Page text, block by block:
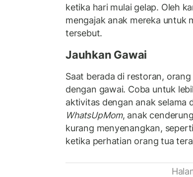
ketika hari mulai gelap. Oleh
mengajak anak mereka untuk
tersebut.
Jauhkan Gawai
Saat berada di restoran,
dengan gawai. Coba untuk
aktivitas dengan anak selama
WhatsUpMom, anak
kurang menyenangkan,
ketika perhatian orang tua